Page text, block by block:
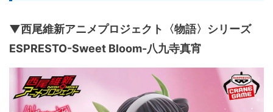
▼西尾維新アニメプロジェクト〈物語〉シリーズ
ESPRESTO-Sweet Bloom-八九寺真宵